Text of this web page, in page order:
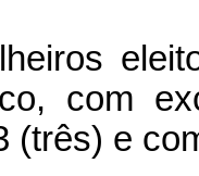
com
(três) e